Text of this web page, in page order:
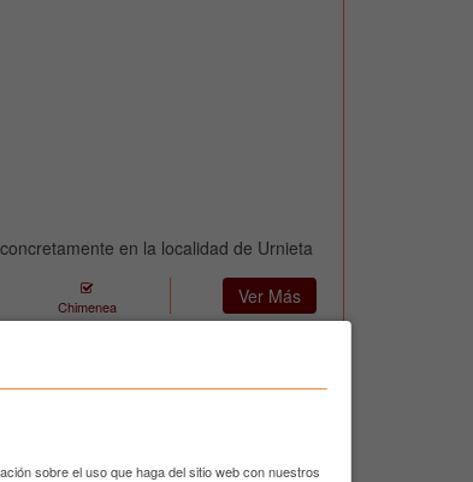
en la localidad de Urnieta
Chimenea Ver Más
rural, Hotel Casa Rural
de 2 apartamentos en el segundo piso
sobre el uso que haga del sitio web con nuestros